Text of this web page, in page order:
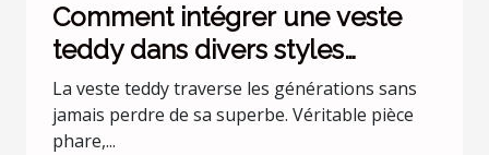
Comment intégrer une veste
teddy dans divers styles
vestimentaires ?
La veste teddy traverse les générations sans
jamais perdre de sa superbe. Véritable pièce
phare,...